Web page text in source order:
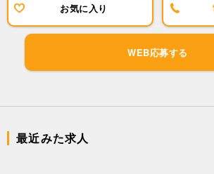
お気に入り
WEB応募する
最近みた求人